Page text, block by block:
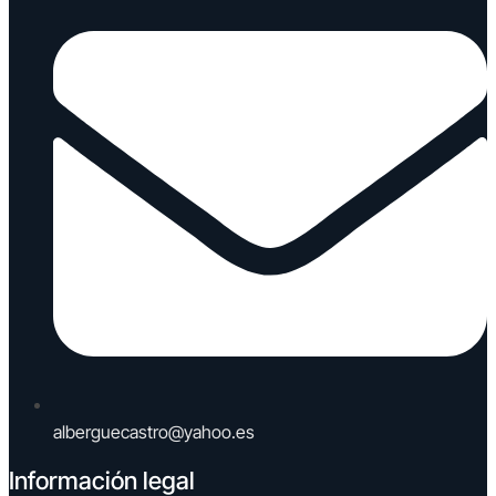
alberguecastro@yahoo.es
Información legal